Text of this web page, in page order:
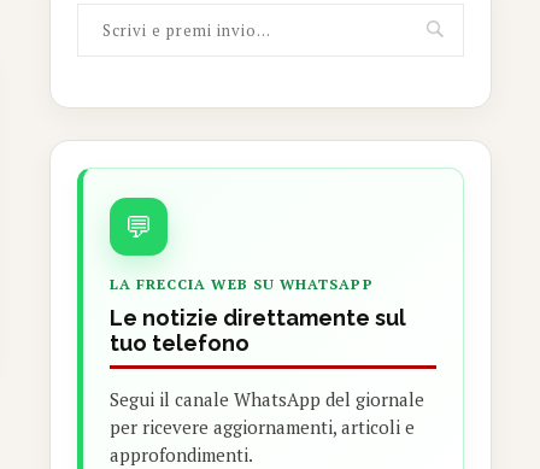
💬
LA FRECCIA WEB SU WHATSAPP
Le notizie direttamente sul
tuo telefono
Segui il canale WhatsApp del giornale
per ricevere aggiornamenti, articoli e
approfondimenti.